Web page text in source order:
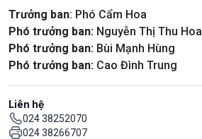
Trưởng ban: Phó Cẩm Hoa
Phó trưởng ban: Nguyễn Thị Thu Hoa
Phó trưởng ban: Bùi Mạnh Hùng
Phó trưởng ban: Cao Đình Trung
Liên hệ
024 38252070
024 38266707